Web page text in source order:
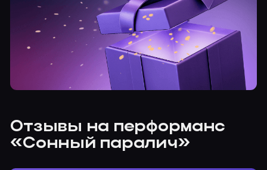
Отзывы на перформанс
«Сонный паралич»